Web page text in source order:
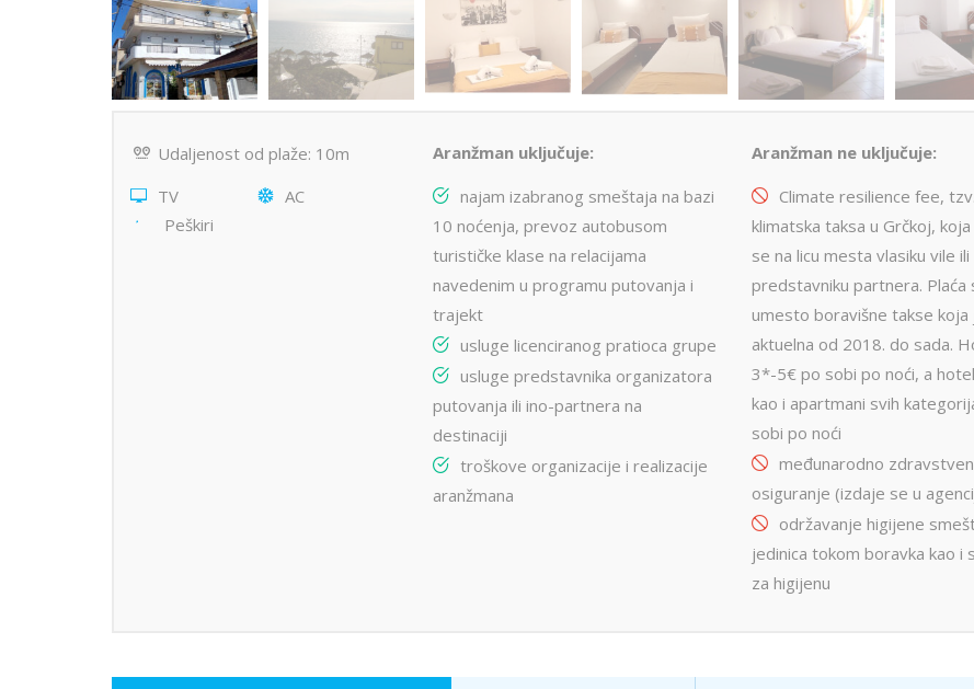
Udaljenost od plaže: 10m
TV
AC
Peškiri
Aranžman uključuje:
najam izabranog smeštaja na bazi
10 noćenja, prevoz autobusom
turističke klase na relacijama
navedenim u programu putovanja i
trajekt
usluge licenciranog pratioca grupe
usluge predstavnika organizatora
putovanja ili ino-partnera na
destinaciji
troškove organizacije i realizacije
aranžmana
Aranžman ne uključuje:
Climate resilience fee, tzv.
klimatska taksa u Grčkoj,
se na licu mesta vlasiku vile ili
predstavniku partnera. Plaća
umesto boravišne takse koja
aktuelna od 2018. do sada.
3*-5€ po sobi po noći, a
kao i apartmani svih
sobi po noći
međunarodno
osiguranje (izdaje se u
održavanje higijene
jedinica tokom boravka kao i
za higijenu